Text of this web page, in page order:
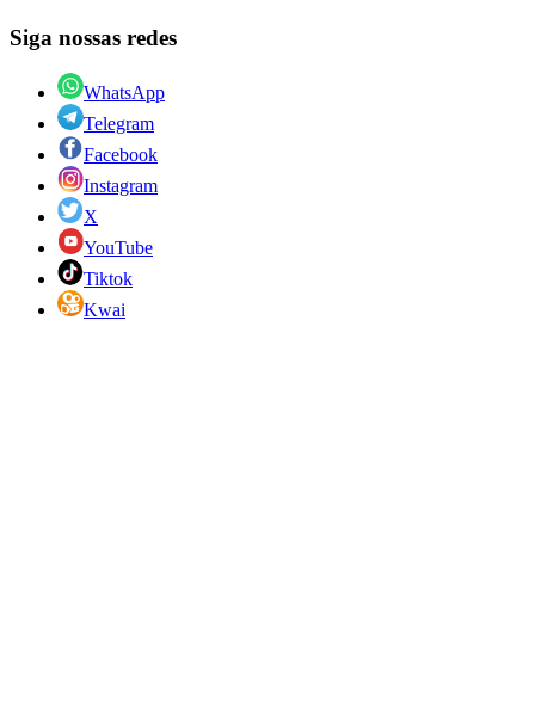
Siga nossas redes
WhatsApp
Telegram
Facebook
Instagram
X
YouTube
Tiktok
Kwai